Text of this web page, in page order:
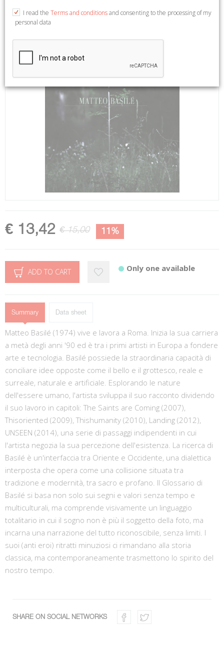
€ 13,42 € 15,00 11%
ADD TO CART Only one available
Summary Data sheet
Matteo Basilé (1974) vive e lavora a Roma. Inizia la sua carriera
a metà degli anni '90 ed è tra i primi artisti in Europa a fondere
arte e tecnologia. Basilé possiede la straordinaria capacità di
conciliare idee opposte come il bello e il grottesco, reale e
surreale, naturale e artificiale. Esplorando le nature
dell'essere umano, l'artista sviluppa il suo racconto dividendo
il suo lavoro in capitoli: The Saints are Coming (2007),
Thisoriented (2009), Thishumanity (2010), Landing (2012),
UNSEEN (2014), una serie di passaggi indipendenti in cui
l'artista negozia la sua percezione dell'esistenza. La ricerca di
Basilé è un'interfaccia tra Oriente e Occidente, una dialettica
interposta che opera come una collisione situata tra
tradizione e modernità, tra sacro e profano. Il Glossario di
Basilé si basa non solo sui segni e valori senza tempo e
multiculturali, ma comprende visivamente un linguaggio
totalitario in cui il sogno non è più il soggetto della foto, ma
incarna una narrazione del tutto riconoscibile, senza limiti. I
suoi (anti eroi) ritratti minuziosi ci rimandano alla storia
classica, ma contemporaneamente trasmettono lo spirito del
nostro tempo.
SHARE ON SOCIAL NETWORKS
I read the Terms and conditionsand consenting to the processing of my
personal data